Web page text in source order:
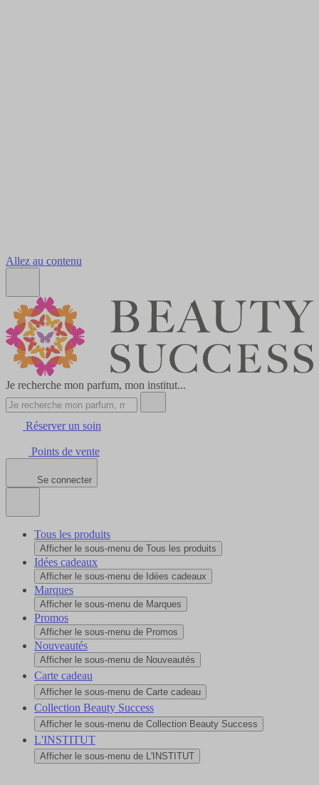
Allez au contenu
Je recherche mon parfum, mon institut...
Réserver un soin
Points de vente
Se connecter
Tous les produits
Afficher le sous-menu de Tous les produits
Idées cadeaux
Afficher le sous-menu de Idées cadeaux
Marques
Afficher le sous-menu de Marques
Promos
Afficher le sous-menu de Promos
Nouveautés
Afficher le sous-menu de Nouveautés
Carte cadeau
Afficher le sous-menu de Carte cadeau
Collection Beauty Success
Afficher le sous-menu de Collection Beauty Success
L'INSTITUT
Afficher le sous-menu de L'INSTITUT